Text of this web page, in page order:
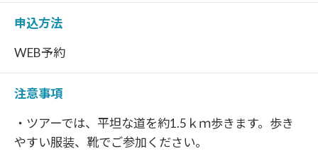
申込方法
WEB予約
注意事項
・ツアーでは、平坦な道を約1.5ｋｍ歩きます。歩き
やすい服装、靴でご参加ください。